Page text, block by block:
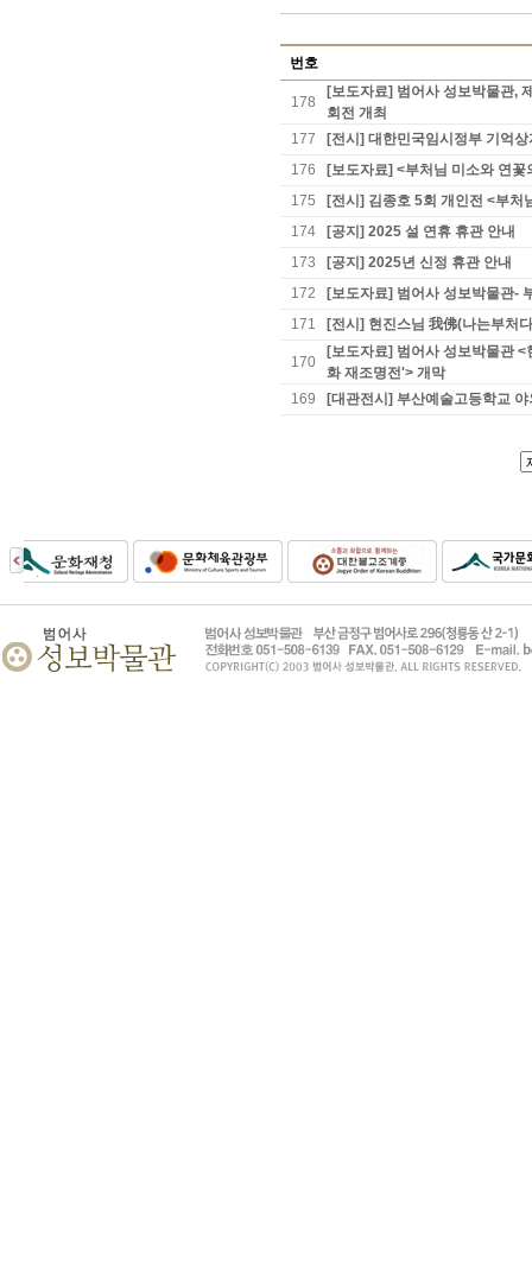
번호
178
[보도자료] 범어사 성보박물관,
회전 개최
177
[전시] 대한민국임시정부 기억상
176
[보도자료] <부처님 미소와 연
175
[전시] 김종호 5회 개인전 <부처
174
[공지] 2025 설 연휴 휴관 안내
173
[공지] 2025년 신정 휴관 안내
172
[보도자료] 범어사 성보박물관-
171
[전시] 현진스님 我佛(나는부처
170
[보도자료] 범어사 성보박물관
화 재조명전'> 개막
169
[대관전시] 부산예술고등학교